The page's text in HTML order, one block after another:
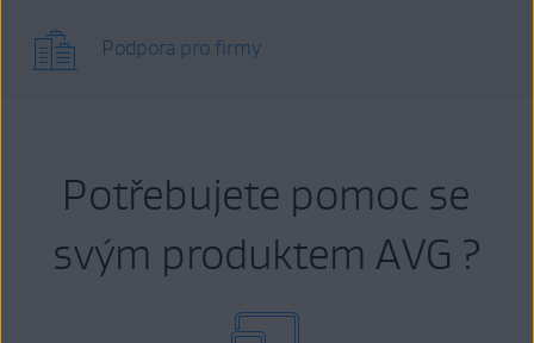
Podpora pro firmy
Potřebujete pomoc se
svým produktem AVG ?